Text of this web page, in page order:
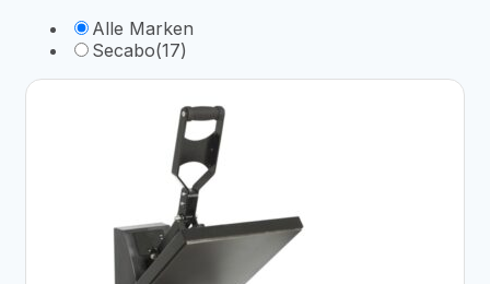
Alle Marken
Secabo(17)